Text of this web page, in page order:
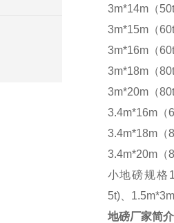
3m*14m（
3m*15m（
3m*16m（
3m*18m（
3m*20m（
3.4m*16m（
3.4m*18m（
3.4m*20m（
小地磅规格
5t)、
地磅厂家简